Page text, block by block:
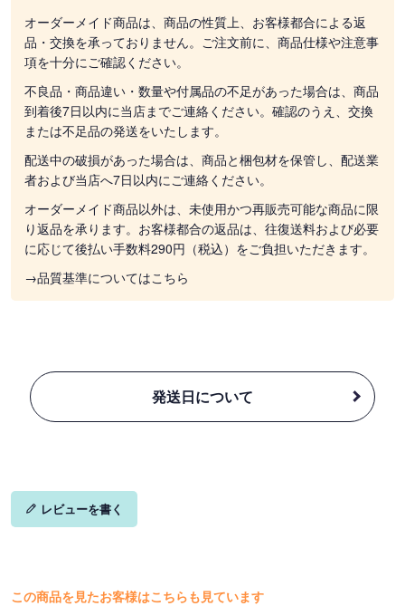
オーダーメイド商品は、商品の性質上、お客様都合による返
品・交換を承っておりません。ご注文前に、商品仕様や注意事
項を十分にご確認ください。
不良品・商品違い・数量や付属品の不足があった場合は、商品
到着後7日以内に当店までご連絡ください。確認のうえ、交換
または不足品の発送をいたします。
配送中の破損があった場合は、商品と梱包材を保管し、配送業
者および当店へ7日以内にご連絡ください。
オーダーメイド商品以外は、未使用かつ再販売可能な商品に限
り返品を承ります。お客様都合の返品は、往復送料および必要
に応じて後払い手数料290円（税込）をご負担いただきます。
→品質基準についてはこちら
発送日について
レビューを書く
この商品を見たお客様はこちらも見ています